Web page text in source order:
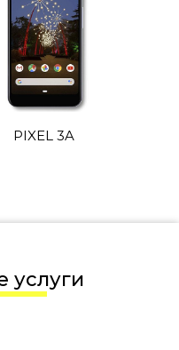
PIXEL 3A
услуги